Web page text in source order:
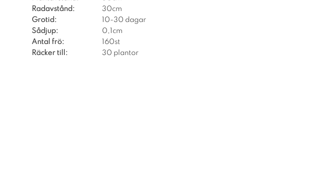
Radavstånd:
30cm
Grotid:
10-30 dagar
Sådjup:
0,1cm
Antal frö:
160st
Räcker till:
30 plantor